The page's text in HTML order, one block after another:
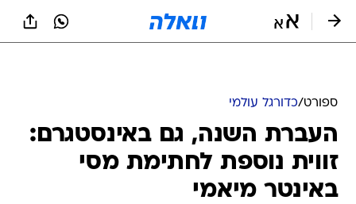
ספורט/כדורגל עולמי
העברת השנה, גם באינסטגרם:
זווית נוספת לחתימת מסי
באינטר מיאמי